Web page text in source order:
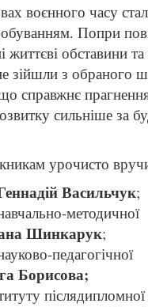
воєнного часу
Попри
життєві обставини та
зійшли з обраного
справжнє
сильніше за
урочисто
Васильчук;
методичної
Шинкарук;
педагогічної
Борисова;
післядипломної